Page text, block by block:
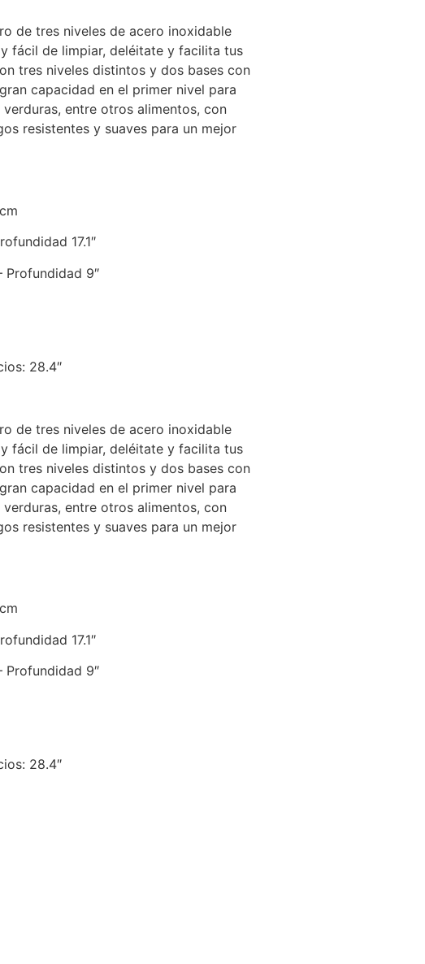
de tres niveles de acero inoxidable
fácil de limpiar, deléitate y facilita tus
tres niveles distintos y dos bases con
capacidad en el primer nivel para
entre otros alimentos, con
resistentes y suaves para un mejor
17.1″
Profundidad 9″
28.4″
de tres niveles de acero inoxidable
fácil de limpiar, deléitate y facilita tus
tres niveles distintos y dos bases con
capacidad en el primer nivel para
entre otros alimentos, con
resistentes y suaves para un mejor
17.1″
Profundidad 9″
28.4″